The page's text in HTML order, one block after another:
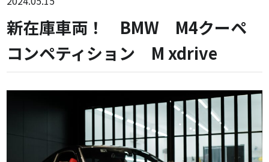
新在庫車両！ BMW M4クーペ
コンペティション M xdrive